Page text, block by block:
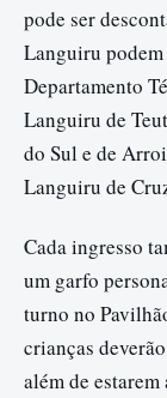
pode ser
Languiru
Departamento
Languiru de
do Sul e de
Languiru de
Cada ingresso
um garfo
turno no
crianças
além de